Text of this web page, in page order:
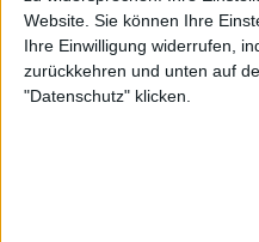
Website. Sie können Ihre
Ihre Einwilligung widerrufen,
zurückkehren und unten auf
"Datenschutz" klicken.